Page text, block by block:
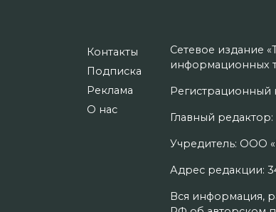
Контакты
Подписка
Реклама
О нас
Сетевое издание
информационных
Регистрационный
Главный редактор:
Учредитель: ООО
Адрес редакции:
Вся информация,